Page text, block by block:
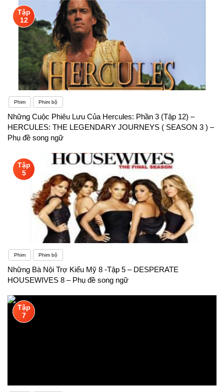
Tập
12
Phim Phim bộ
Những Cuộc Phiêu Lưu Của Hercules: Phần 3 (Tập 12) –
HERCULES: THE LEGENDARY JOURNEYS ( SEASON 3 ) –
Phụ đề song ngữ
Tập
5
Phim Phim bộ
Những Bà Nội Trợ Kiểu Mỹ 8 -Tập 5 – DESPERATE
HOUSEWIVES 8 – Phụ đề song ngữ
Tập
7